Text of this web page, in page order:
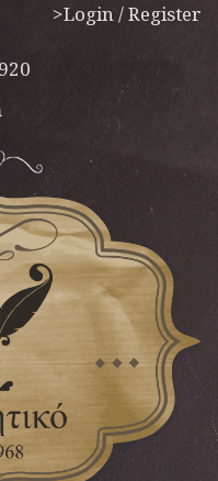
>Login / Register